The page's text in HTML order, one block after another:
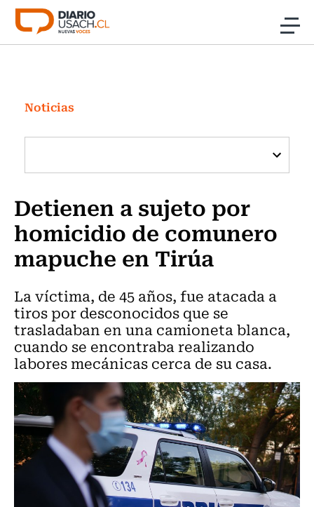
Click acá para ir directamente al contenido
Investigación
Cultura
Programas Radio y TV Usach
Noticias
Detienen a sujeto por
homicidio de comunero
mapuche en Tirúa
La víctima, de 45 años, fue atacada a
tiros por desconocidos que se
trasladaban en una camioneta blanca,
cuando se encontraba realizando
labores mecánicas cerca de su casa.